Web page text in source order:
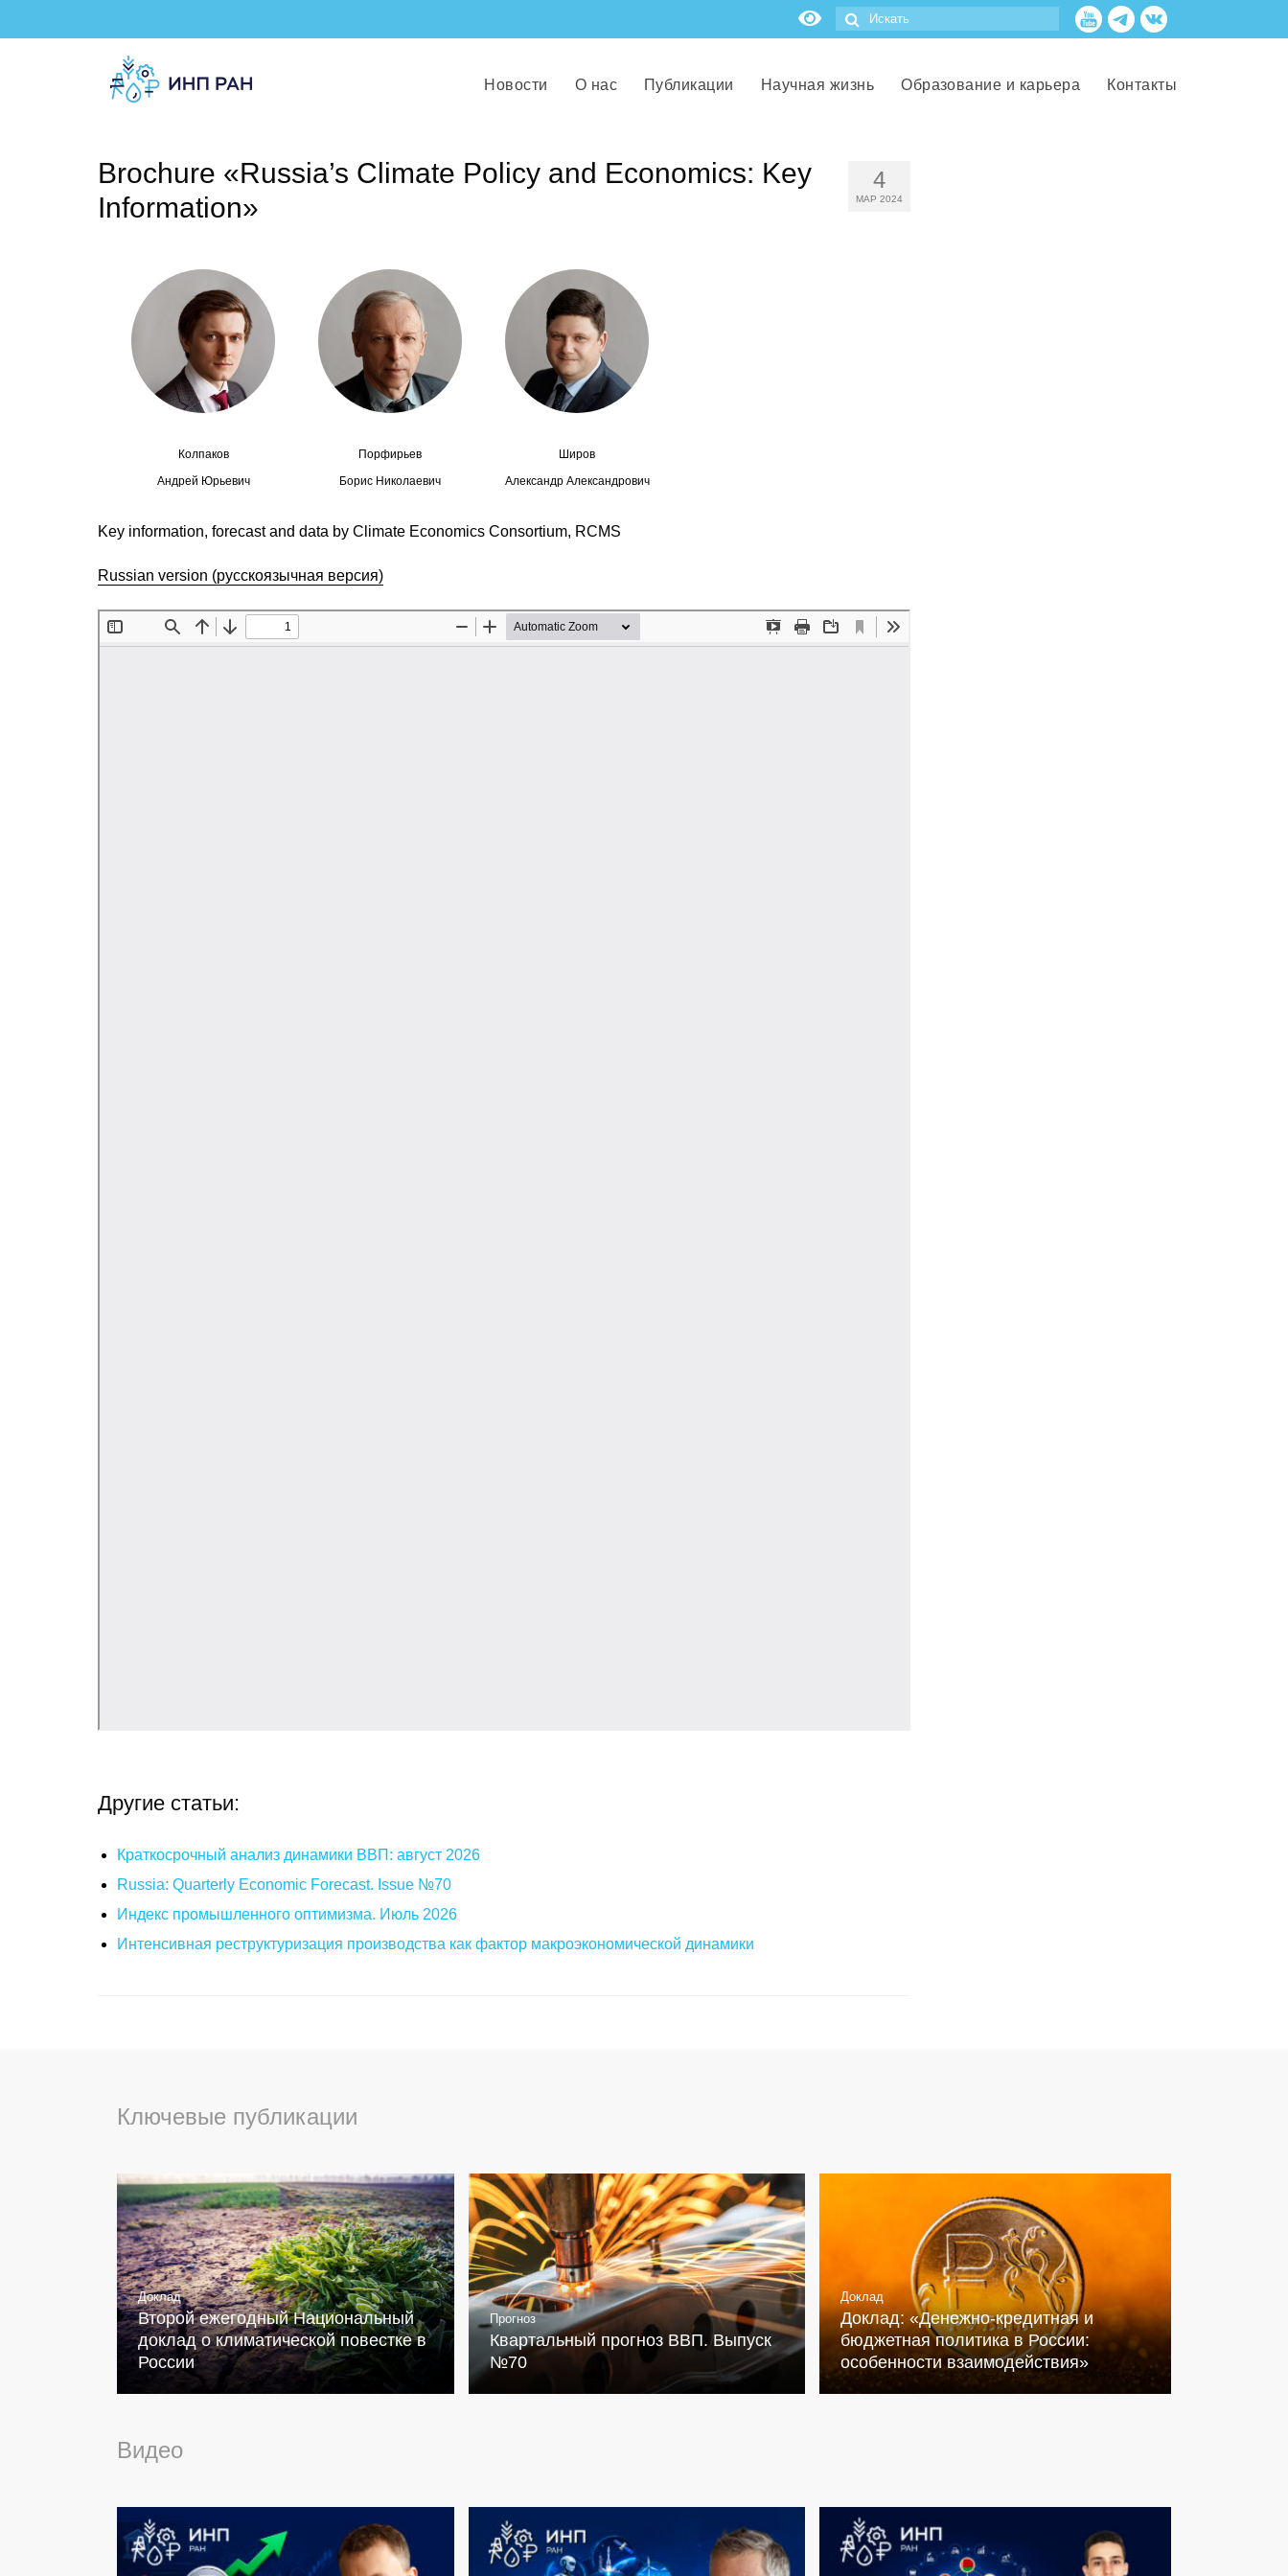
Новости О нас Публикации Научная жизнь Образование и карьера Контакты
4
МАР 2024
Brochure «Russia’s Climate Policy and Economics: Key
Information»
Колпаков
Андрей Юрьевич
Порфирьев
Борис Николаевич
Широв
Александр Александрович
Key information, forecast and data by Climate Economics Consortium, RCMS
Russian version (русскоязычная версия)
Другие статьи:
Краткосрочный анализ динамики ВВП: август 2026
Russia: Quarterly Economic Forecast. Issue №70
Индекс промышленного оптимизма. Июль 2026
Интенсивная реструктуризация производства как фактор макроэкономической динамики
Ключевые публикации
Доклад
Второй ежегодный Национальный
доклад о климатической повестке в
России
Прогноз
Квартальный прогноз ВВП. Выпуск
№70
Доклад
Доклад: «Денежно-кредитная и
бюджетная политика в России:
особенности взаимодействия»
Видео